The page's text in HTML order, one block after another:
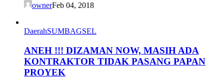
ownerFeb 04, 2018
DaerahSUMBAGSEL
ANEH !!! DIZAMAN NOW, MASIH ADA
KONTRAKTOR TIDAK PASANG PAPAN
PROYEK